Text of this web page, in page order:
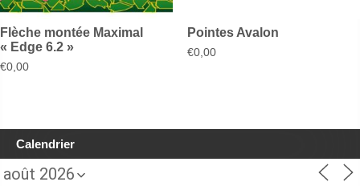
Flèche montée Maximal
« Edge 6.2 »
€0,00
Pointes Avalon
€0,00
Calendrier